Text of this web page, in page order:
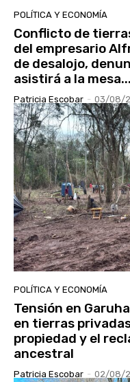
POLÍTICA Y ECONOMÍA
Conflicto de
del empresario
de desalojo,
asistirá a la mesa...
Patricia Escobar - 03/08/
POLÍTICA Y ECONOMÍA
Tensión en
en tierras
propiedad y el
ancestral
Patricia Escobar - 02/08/